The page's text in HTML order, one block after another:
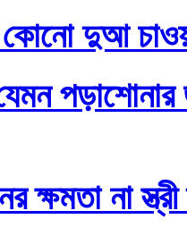
কোনো দুআ
ক্ষমতা না